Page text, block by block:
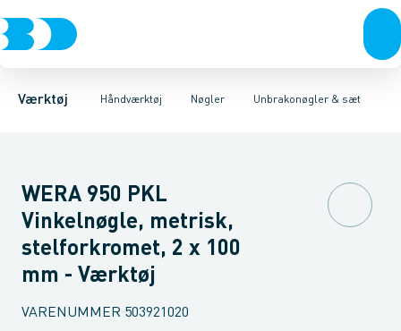
Værktøj Håndværktøj
Akku- & elværktøjHåndværktøjRørværktøjBits & toppe
Nøgler
TængerNøglerSkruetrækkere & unbrakonøglerMejsler mm.
Unbrakonøgler & sæt
Gaffelnøgler Ringgaffel nøglerLednøglerRingnøgler
WERA 950 PKL
Vinkelnøgle, metrisk,
stelforkromet, 2 x 100
mm - Værktøj
VARENUMMER 503921020